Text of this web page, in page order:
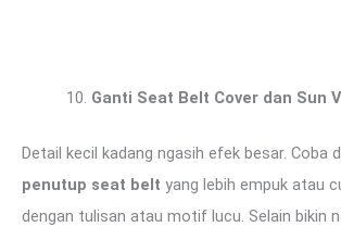
Ganti Seat Belt Cover dan Sun
Detail kecil kadang ngasih efek besar. Coba
penutup seat belt yang lebih empuk atau
dengan tulisan atau motif lucu. Selain bikin